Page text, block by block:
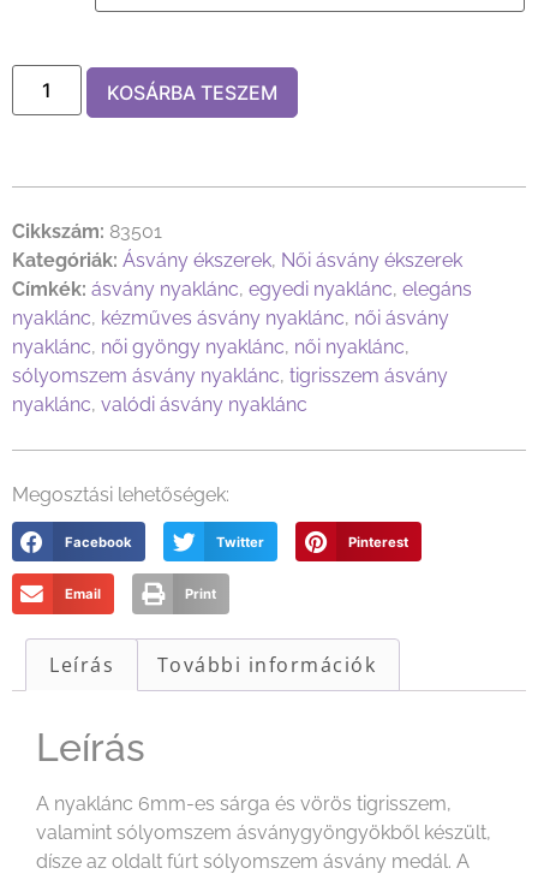
KOSÁRBA TESZEM
Cikkszám: 83501
Kategóriák: Ásvány ékszerek, Női ásvány ékszerek
Címkék: ásvány nyaklánc, egyedi nyaklánc, elegáns
nyaklánc, kézműves ásvány nyaklánc, női ásvány
nyaklánc, női gyöngy nyaklánc, női nyaklánc,
sólyomszem ásvány nyaklánc, tigrisszem ásvány
nyaklánc, valódi ásvány nyaklánc
Megosztási lehetőségek:
Facebook Twitter Pinterest
Email Print
Leírás További információk
Leírás
A nyaklánc 6mm-es sárga és vörös tigrisszem,
valamint sólyomszem ásványgyöngyökből készült,
dísze az oldalt fúrt sólyomszem ásvány medál. A